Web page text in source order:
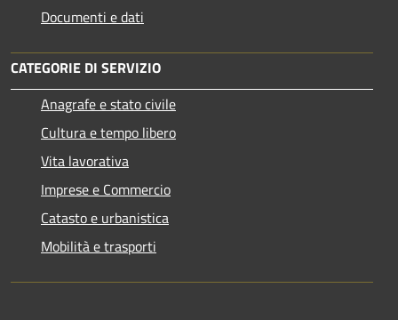
Documenti e dati
CATEGORIE DI SERVIZIO
Anagrafe e stato civile
Cultura e tempo libero
Vita lavorativa
Imprese e Commercio
Catasto e urbanistica
Mobilità e trasporti